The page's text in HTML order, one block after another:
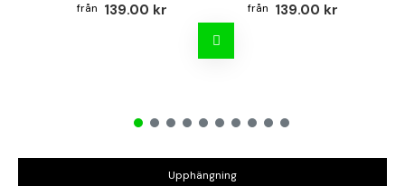
139.00 kr 139.00 kr
Upphängning